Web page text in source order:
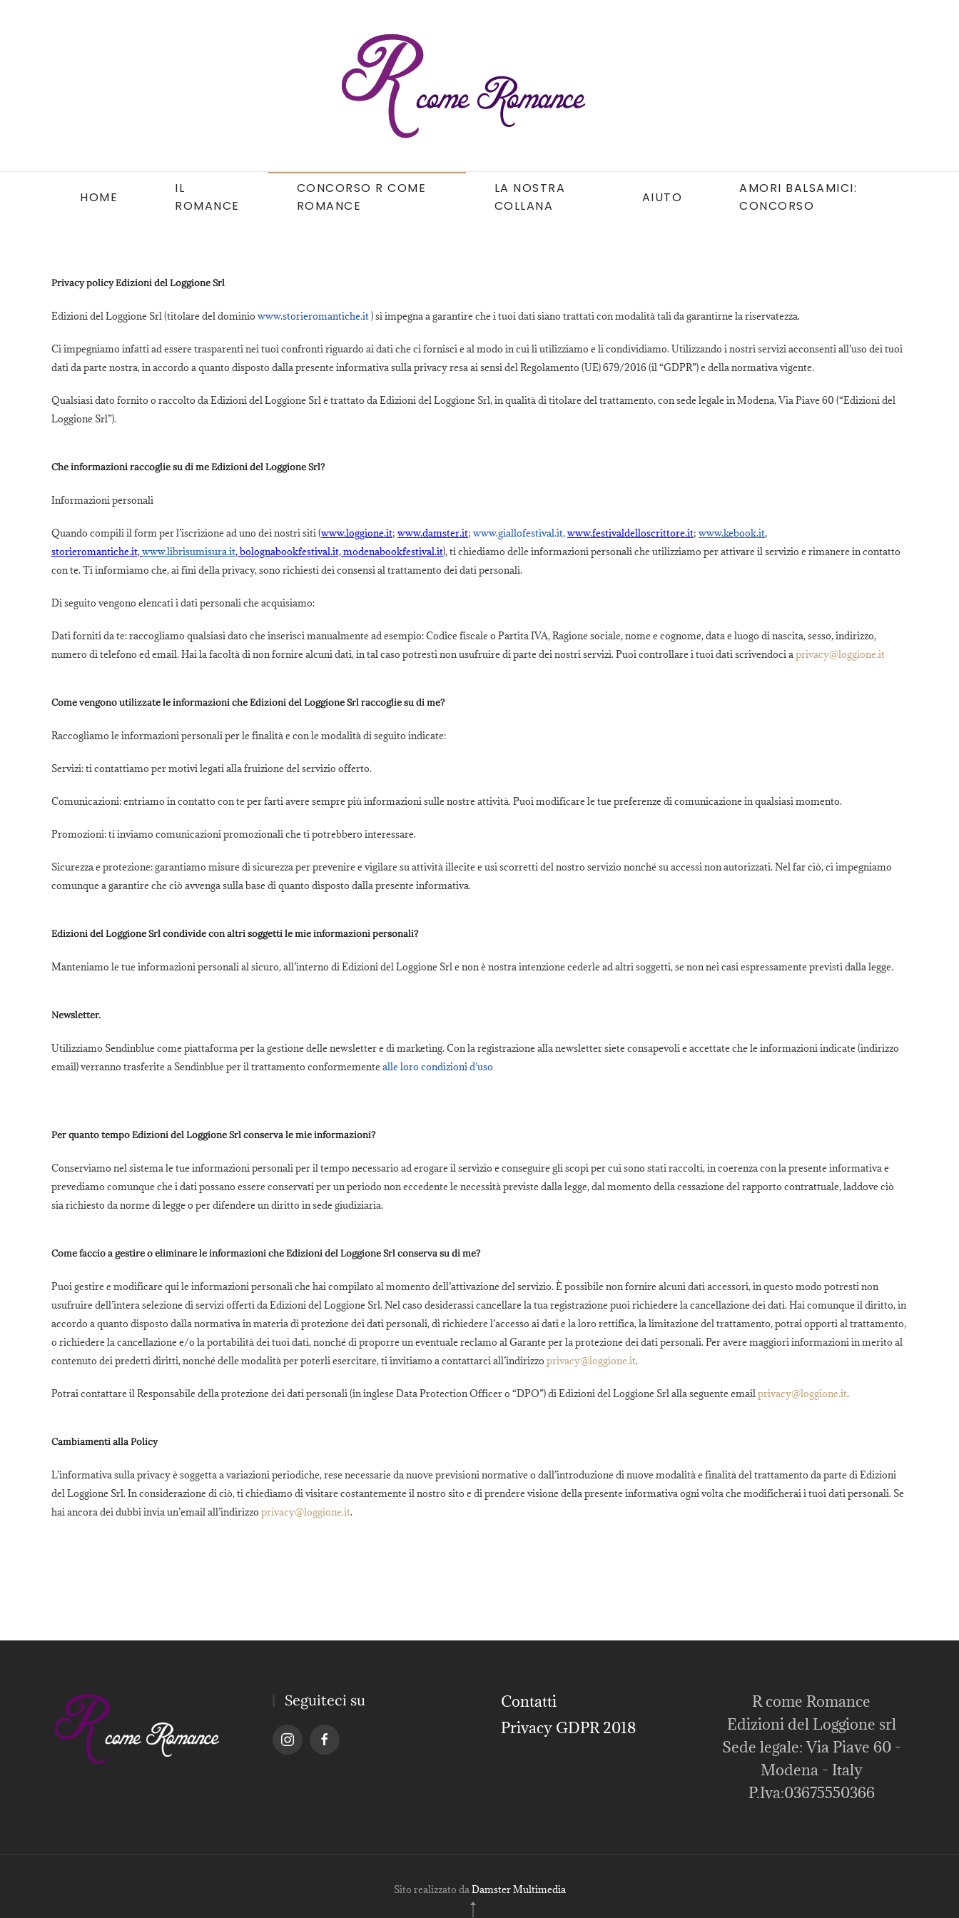
HOME
IL
ROMANCE
CONCORSO R COME
ROMANCE
LA NOSTRA
COLLANA
AIUTO
AMORI BALSAMICI:
CONCORSO
Privacy policy Edizioni del Loggione Srl
Edizioni del Loggione Srl (titolare del dominio www.storieromantiche.it) si impegna a garantire che i tuoi dati siano trattati con modalità tali da garantirne la riservatezza.
Ci impegniamo infatti ad essere trasparenti nei tuoi confronti riguardo ai dati che ci fornisci e al modo in cui li utilizziamo e li condividiamo. Utilizzando i nostri servizi acconsenti all’uso dei tuoi
dati da parte nostra, in accordo a quanto disposto dalla presente informativa sulla privacy resa ai sensi del Regolamento (UE) 679/2016 (il “GDPR”) e della normativa vigente.
Qualsiasi dato fornito o raccolto da Edizioni del Loggione Srl è trattato da Edizioni del Loggione Srl, in qualità di titolare del trattamento, con sede legale in Modena, Via Piave 60 (“Edizioni del
Loggione Srl”).
Che informazioni raccoglie su di me Edizioni del Loggione Srl?
Informazioni personali
Quando compili il form per l’iscrizione ad uno dei nostri siti (www.loggione.it; www.damster.it; www.giallofestival.it,www.festivaldelloscrittore.it; www.kebook.it,
storieromantiche.it,www.librisumisura.it, bolognabookfestival.it, modenabookfestival.it), ti chiediamo delle informazioni personali che utilizziamo per attivare il servizio e rimanere in contatto
con te. Ti informiamo che, ai fini della privacy, sono richiesti dei consensi al trattamento dei dati personali.
Di seguito vengono elencati i dati personali che acquisiamo:
Dati forniti da te: raccogliamo qualsiasi dato che inserisci manualmente ad esempio: Codice fiscale o Partita IVA, Ragione sociale, nome e cognome, data e luogo di nascita, sesso, indirizzo,
numero di telefono ed email. Hai la facoltà di non fornire alcuni dati, in tal caso potresti non usufruire di parte dei nostri servizi. Puoi controllare i tuoi dati scrivendoci aprivacy@loggione.it
Come vengono utilizzate le informazioni che Edizioni del Loggione Srl raccoglie su di me?
Raccogliamo le informazioni personali per le finalità e con le modalità di seguito indicate:
Servizi:ti contattiamo per motivi legati alla fruizione del servizio offerto.
Comunicazioni:entriamo in contatto con te per farti avere sempre più informazioni sulle nostre attività. Puoi modificare le tue preferenze di comunicazione in qualsiasi momento.
Promozioni:ti inviamo comunicazioni promozionali che ti potrebbero interessare.
Sicurezza e protezione:garantiamo misure di sicurezza per prevenire e vigilare su attività illecite e usi scorretti del nostro servizio nonché su accessi non autorizzati. Nel far ciò, ci impegniamo
comunque a garantire che ciò avvenga sulla base di quanto disposto dalla presente informativa.
Edizioni del Loggione Srl condivide con altri soggetti le mie informazioni personali?
Manteniamo le tue informazioni personali al sicuro, all’interno di Edizioni del Loggione Srl e non è nostra intenzione cederle ad altri soggetti, se non nei casi espressamente previsti dalla legge.
Newsletter.
Utilizziamo Sendinblue come piattaforma per la gestione delle newsletter e di marketing. Con la registrazione alla newsletter siete consapevoli e accettate che le informazioni indicate (indirizzo
email) verranno trasferite a Sendinblue per il trattamento conformementealle loro condizioni d'uso
Per quanto tempo Edizioni del Loggione Srl conserva le mie informazioni?
Conserviamo nel sistema le tue informazioni personali per il tempo necessario ad erogare il servizio e conseguire gli scopi per cui sono stati raccolti, in coerenza con la presente informativa e
prevediamo comunque che i dati possano essere conservati per un periodo non eccedente le necessità previste dalla legge, dal momento della cessazione del rapporto contrattuale, laddove ciò
sia richiesto da norme di legge o per difendere un diritto in sede giudiziaria.
Come faccio a gestire o eliminare le informazioni che Edizioni del Loggione Srl conserva su di me?
Puoi gestire e modificare qui le informazioni personali che hai compilato al momento dell’attivazione del servizio. È possibile non fornire alcuni dati accessori, in questo modo potresti non
usufruire dell’intera selezione di servizi offerti da Edizioni del Loggione Srl. Nel caso desiderassi cancellare la tua registrazione puoi richiedere la cancellazione dei dati. Hai comunque il diritto, in
accordo a quanto disposto dalla normativa in materia di protezione dei dati personali, di richiedere l’accesso ai dati e la loro rettifica, la limitazione del trattamento, potrai opporti al trattamento,
o richiedere la cancellazione e/o la portabilità dei tuoi dati, nonché di proporre un eventuale reclamo al Garante per la protezione dei dati personali. Per avere maggiori informazioni in merito al
contenuto dei predetti diritti, nonché delle modalità per poterli esercitare, ti invitiamo a contattarci all’indirizzo privacy@loggione.it.
Potrai contattare il Responsabile della protezione dei dati personali (in inglese Data Protection Officer o “DPO”) di Edizioni del Loggione Srl alla seguente emailprivacy@loggione.it.
Cambiamenti alla Policy
L’informativa sulla privacy è soggetta a variazioni periodiche, rese necessarie da nuove previsioni normative o dall’introduzione di nuove modalità e finalità del trattamento da parte di Edizioni
del Loggione Srl. In considerazione di ciò, ti chiediamo di visitare costantemente il nostro sito e di prendere visione della presente informativa ogni volta che modificherai i tuoi dati personali. Se
hai ancora dei dubbi invia un’email all’indirizzo privacy@loggione.it.
Seguiteci su
Contatti
Privacy GDPR 2018
R come Romance
Edizioni del Loggione srl
Sede legale: Via Piave 60 -
Modena - Italy
P.Iva:03675550366
Sito realizzato daDamster Multimedia